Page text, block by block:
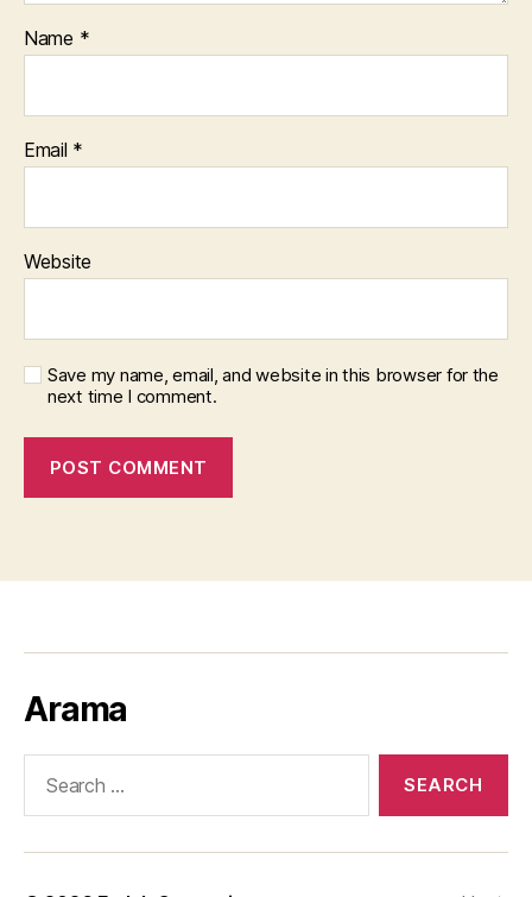
Name *
Email *
Website
Save my name, email, and website in this browser for the
next time I comment.
Arama